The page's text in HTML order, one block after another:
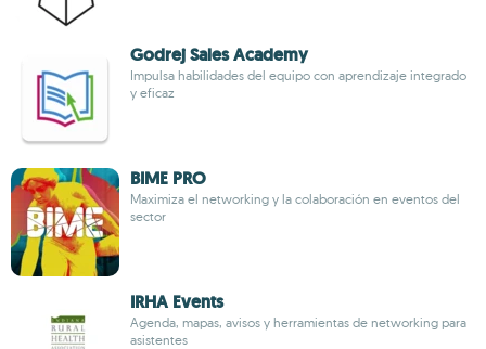
Godrej Sales Academy
Impulsa habilidades del equipo con aprendizaje integrado
y eficaz
BIME PRO
Maximiza el networking y la colaboración en eventos del
sector
IRHA Events
Agenda, mapas, avisos y herramientas de networking para
asistentes